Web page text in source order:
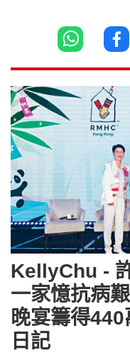
KellyChu -
一家憶抗病
晚宴籌得
日記